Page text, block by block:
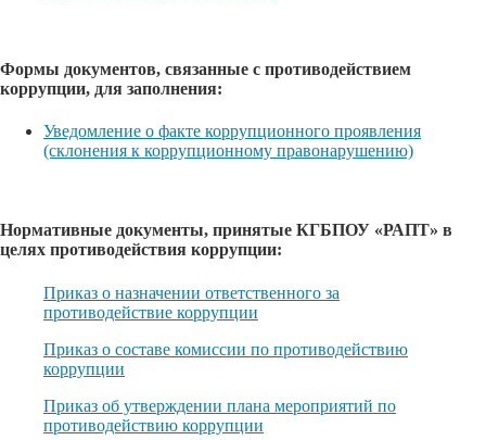
Формы документов, связанные с противодействием
коррупции, для заполнения:
Уведомление о факте коррупционного проявления
(склонения к коррупционному правонарушению)
Нормативные документы, принятые КГБПОУ «РАПТ» в
целях противодействия коррупции:
Приказ о назначении ответственного за
противодействие коррупции
Приказ о составе комиссии по противодействию
коррупции
Приказ об утверждении плана мероприятий по
противодействию коррупции